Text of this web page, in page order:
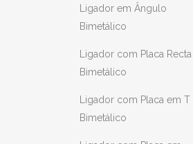
Ligador em Ângulo
Bimetálico
Ligador com Placa Recta
Bimetálico
Ligador com Placa em T
Bimetálico